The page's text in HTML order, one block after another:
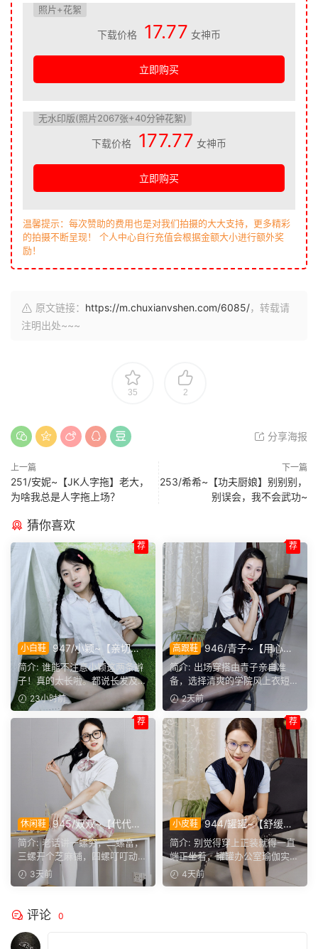
照片+花絮
下载价格 17.77 女神币
立即购买
无水印版(照片2067张+40分钟花絮)
下载价格 177.77 女神币
立即购买
温馨提示：每次赞助的费用也是对我们拍摄的大大支持，更多精彩
的拍摄不断呈现！ 个人中心自行充值会根据金额大小进行额外奖
励！
原文链接： https://m.chuxianvshen.com/6085/，转载请
注明出处~~~
35 2
分享海报
上一篇
251/安妮~【JK人字拖】老大，
为啥我总是人字拖上场？
下一篇
253/希希~【功夫厨娘】别别别，
别误会，我不会武功~
猜你喜欢
小白鞋
947/小颖~【亲切大
方】神情温和从容，是印象里
邻家女孩的样子，温顺恬静，
越看越舒服。
简介: 谁能不注意小颖这两条辫
子！真的太长啦。都说长发及
腰，她这编好的麻花辫，...
23小时前
荐
高跟鞋
946/青子~【用心准
备】来看青子亲自准备的整套
穿搭，经典学院风上身，这套
上身效果很合意。
简介: 出场穿搭由青子亲自准
备，选择清爽的学院风上衣短
裙。两双同款材质的袜子，...
2天前
荐
休闲鞋 945/双双~【代代相
传】提起手指螺纹的老话，不
少人小时候都听过，大家还能
回忆起几句？
简介: 老话讲一螺穷，二螺富，
三螺开个芝麻铺，四螺叮叮动，
五螺挑屎桶。和双双聊...
3天前
荐
小皮鞋 944/罐罐~【舒缓筋
骨】谁说正装不方便舒展肢
体，干练得体的职场装束，练
瑜伽完全不受影响。
简介: 别觉得穿上正装就得一直
端正坐着，罐罐办公室瑜伽实拍
来啦。就算一身正装，...
4天前
荐
评论 0